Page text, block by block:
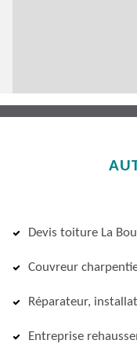
Devis toiture La
Couvreur
Réparateur,
Entreprise